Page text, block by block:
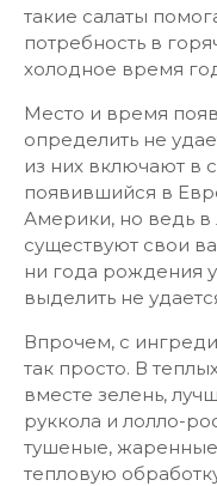
такие салаты
потребность в
холодное время
Место и время
определить не
из них включают в
появившийся в
Америки, но ведь в
существуют свои
ни года рождения
выделить не
Впрочем, с
так просто. В
вместе зелень,
руккола и лолло-
тушеные,
тепловую